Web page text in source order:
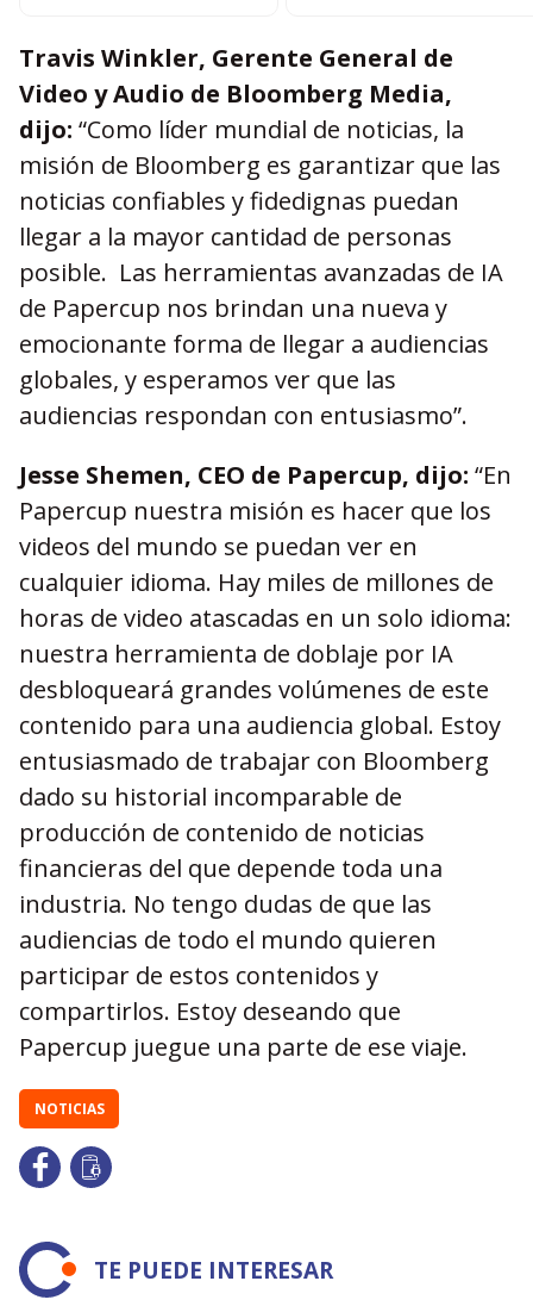
Travis Winkler, Gerente General de
Video y Audio de Bloomberg Media,
dijo: “Como líder mundial de noticias, la
misión de Bloomberg es garantizar que las
noticias confiables y fidedignas puedan
llegar a la mayor cantidad de personas
posible. Las herramientas avanzadas de IA
de Papercup nos brindan una nueva y
emocionante forma de llegar a audiencias
globales, y esperamos ver que las
audiencias respondan con entusiasmo”.
Jesse Shemen, CEO de Papercup, dijo: “En
Papercup nuestra misión es hacer que los
videos del mundo se puedan ver en
cualquier idioma. Hay miles de millones de
horas de video atascadas en un solo idioma:
nuestra herramienta de doblaje por IA
desbloqueará grandes volúmenes de este
contenido para una audiencia global. Estoy
entusiasmado de trabajar con Bloomberg
dado su historial incomparable de
producción de contenido de noticias
financieras del que depende toda una
industria. No tengo dudas de que las
audiencias de todo el mundo quieren
participar de estos contenidos y
compartirlos. Estoy deseando que
Papercup juegue una parte de ese viaje.
NOTICIAS
TE PUEDE INTERESAR